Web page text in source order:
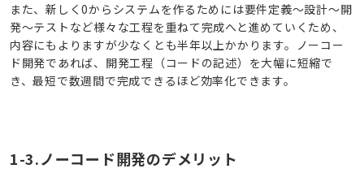
また、新しく0からシステムを作るためには要件定義～設計～開
発～テストなど様々な工程を重ねて完成へと進めていくため、
内容にもよりますが少なくとも半年以上かかります。ノーコー
ド開発であれば、開発工程（コードの記述）を大幅に短縮で
き、最短で数週間で完成できるほど効率化できます。
1-3.ノーコード開発のデメリット